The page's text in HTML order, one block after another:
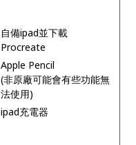
自備ipad並下載
Procreate
Apple Pencil
(非原廠可能會有些功能無
法使用)
ipad充電器